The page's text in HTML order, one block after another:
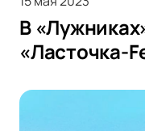
В
«Ласточка-